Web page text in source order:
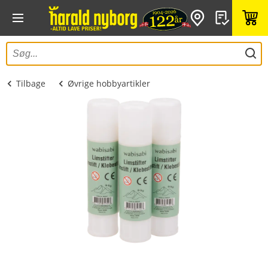
Tilbage Øvrige hobbyartikler